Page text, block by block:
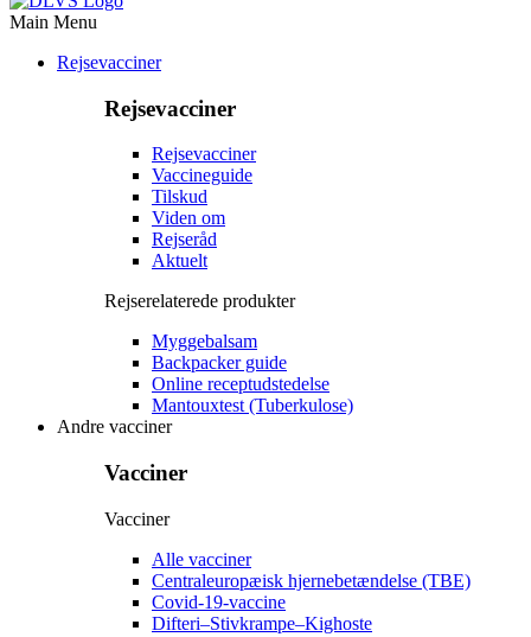
Main Menu
Rejsevacciner
Rejsevacciner
Rejsevacciner
Vaccineguide
Tilskud
Viden om
Rejseråd
Aktuelt
Rejserelaterede produkter
Myggebalsam
Backpacker guide
Online receptudstedelse
Mantouxtest (Tuberkulose)
Andre vacciner
Vacciner
Vacciner
Alle vacciner
Centraleuropæisk hjernebetændelse (TBE)
Covid-19-vaccine
Difteri–Stivkrampe–Kighoste